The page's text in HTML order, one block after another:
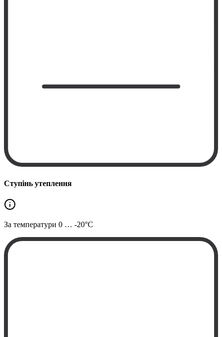
Ступінь утеплення
За температури 0 … -20°C